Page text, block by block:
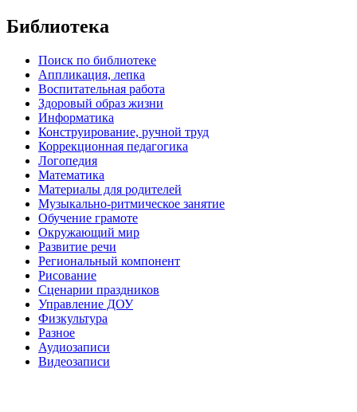
Библиотека
Поиск по библиотеке
Аппликация, лепка
Воспитательная работа
Здоровый образ жизни
Информатика
Конструирование, ручной труд
Коррекционная педагогика
Логопедия
Математика
Материалы для родителей
Музыкально-ритмическое занятие
Обучение грамоте
Окружающий мир
Развитие речи
Региональный компонент
Рисование
Сценарии праздников
Управление ДОУ
Физкультура
Разное
Аудиозаписи
Видеозаписи